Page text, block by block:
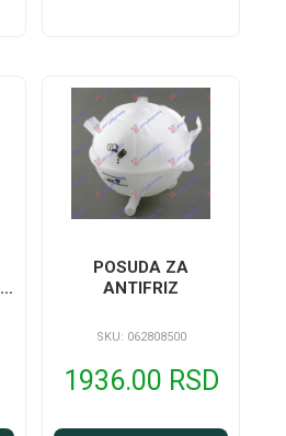
POSUDA ZA
ANTIFRIZ
SKU: 062808500
1936.00 RSD